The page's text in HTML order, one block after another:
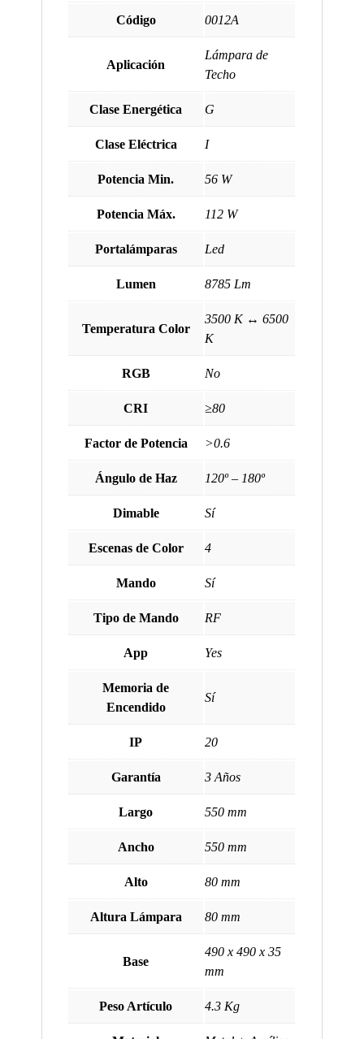
Código 0012A
Aplicación
Lámpara de
Techo
Clase Energética G
Clase Eléctrica I
Potencia Min. 56 W
Potencia Máx. 112 W
Portalámparas Led
Lumen 8785 Lm
Temperatura Color
3500 K ↔ 6500
K
RGB No
CRI ≥80
Factor de Potencia >0.6
Ángulo de Haz 120º – 180º
Dimable Sí
Escenas de Color 4
Mando Sí
Tipo de Mando RF
App Yes
Memoria de
Encendido
Sí
IP 20
Garantía 3 Años
Largo 550 mm
Ancho 550 mm
Alto 80 mm
Altura Lámpara 80 mm
Base
490 x 490 x 35
mm
Peso Artículo 4.3 Kg